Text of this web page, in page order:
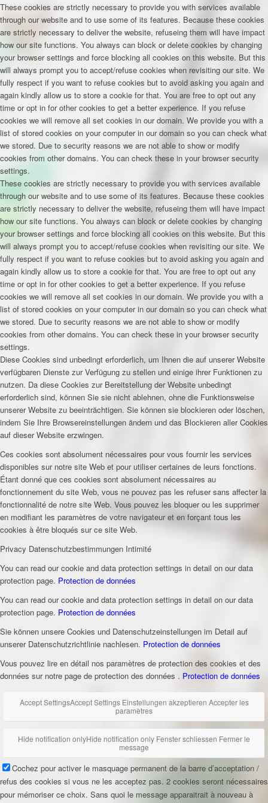
These cookies are strictly necessary to provide you with services available
through our website and to use some of its features. Because these cookies
are strictly necessary to deliver the website, refuseing them will have impact
how our site functions. You always can block or delete cookies by changing
your browser settings and force blocking all cookies on this website. But this
will always prompt you to accept/refuse cookies when revisiting our site. We
fully respect if you want to refuse cookies but to avoid asking you again and
again kindly allow us to store a cookie for that. You are free to opt out any
time or opt in for other cookies to get a better experience. If you refuse
cookies we will remove all set cookies in our domain. We provide you with a
list of stored cookies on your computer in our domain so you can check what
we stored. Due to security reasons we are not able to show or modify
cookies from other domains. You can check these in your browser security
settings.
These cookies are strictly necessary to provide you with services available
through our website and to use some of its features. Because these cookies
are strictly necessary to deliver the website, refuseing them will have impact
how our site functions. You always can block or delete cookies by changing
your browser settings and force blocking all cookies on this website. But this
will always prompt you to accept/refuse cookies when revisiting our site. We
fully respect if you want to refuse cookies but to avoid asking you again and
again kindly allow us to store a cookie for that. You are free to opt out any
time or opt in for other cookies to get a better experience. If you refuse
cookies we will remove all set cookies in our domain. We provide you with a
list of stored cookies on your computer in our domain so you can check what
we stored. Due to security reasons we are not able to show or modify
cookies from other domains. You can check these in your browser security
settings.
Diese Cookies sind unbedingt erforderlich, um Ihnen die auf unserer Website
verfügbaren Dienste zur Verfügung zu stellen und einige ihrer Funktionen zu
nutzen. Da diese Cookies zur Bereitstellung der Website unbedingt
erforderlich sind, können Sie sie nicht ablehnen, ohne die Funktionsweise
unserer Website zu beeinträchtigen. Sie können sie blockieren oder löschen,
indem Sie Ihre Browsereinstellungen ändern und das Blockieren aller Cookies
auf dieser Website erzwingen.
Ces cookies sont absolument nécessaires pour vous fournir les services
disponibles sur notre site Web et pour utiliser certaines de leurs fonctions.
Étant donné que ces cookies sont absolument nécessaires au
fonctionnement du site Web, vous ne pouvez pas les refuser sans affecter la
fonctionnalité de notre site Web. Vous pouvez les bloquer ou les supprimer
en modifiant les paramètres de votre navigateur et en forçant tous les
cookies à être bloqués sur ce site Web.
Privacy Datenschutzbestimmungen Intimité
You can read our cookie and data protection settings in detail on our data
protection page. Protection de données
You can read our cookie and data protection settings in detail on our data
protection page. Protection de données
Sie können unsere Cookies und Datenschutzeinstellungen im Detail auf
unserer Datenschutzrichtlinie nachlesen. Protection de données
Vous pouvez lire en détail nos paramètres de protection des cookies et des
données sur notre page de protection des données . Protection de données
Accept SettingsAccept Settings Einstellungen akzeptieren Accepter les
paramètres
Hide notification onlyHide notification only Fenster schliessen Fermer le
message
Cochez pour activer le masquage permanent de la barre d’acceptation /
refus des cookies si vous ne les acceptez pas. 2 cookies seront nécessaires
pour mémoriser ce choix. Sans quoi le message apparaitrait à nouveau à